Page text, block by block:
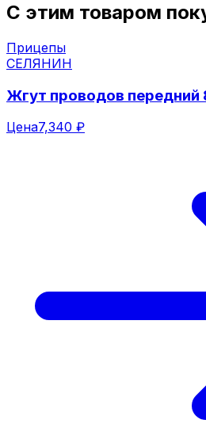
С этим товаром
Прицепы
СЕЛЯНИН
Жгут проводов
Цена7,340 ₽